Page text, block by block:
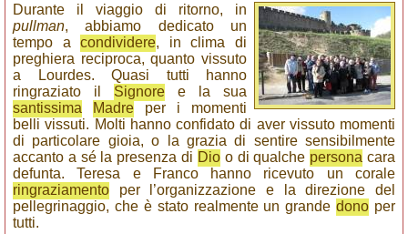
Durante il viaggio di ritorno, in
pullman, abbiamo dedicato un
tempo acondividere, in clima di
preghiera reciproca, quanto vissuto
a Lourdes. Quasi tutti hanno
ringraziato il Signore e la sua
santissima
Madre per i momenti
belli vissuti. Molti hanno confidato di aver vissuto momenti
di particolare gioia, o la grazia di sentire sensibilmente
accanto a sé la presenza di Dioo di qualche persona cara
defunta. Teresa e Franco hanno ricevuto un corale
ringraziamento per l’organizzazione e la direzione del
pellegrinaggio, che è stato realmente un grandedono per
tutti.